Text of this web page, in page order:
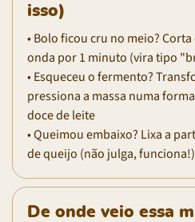
isso)
• Bolo ficou cru no meio?
onda por 1 minuto (vira tipo
• Esqueceu o fermento?
pressiona a massa numa
doce de leite
• Queimou embaixo? Lixa a
de queijo (não julga, funciona!)
De onde veio essa